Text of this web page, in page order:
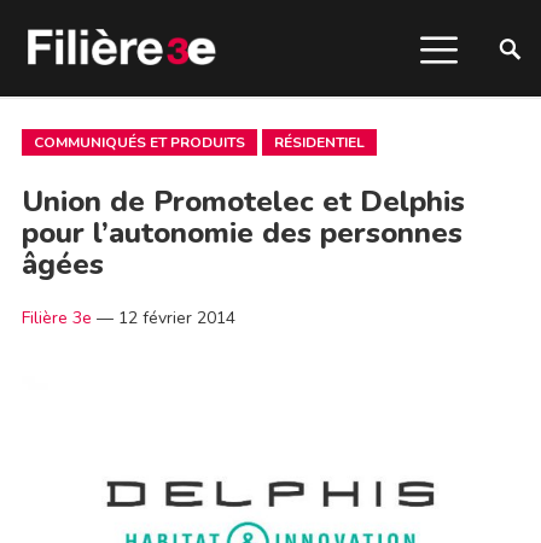
COMMUNIQUÉS ET PRODUITS RÉSIDENTIEL
Union de Promotelec et Delphis
pour l’autonomie des personnes
âgées
Filière 3e — 12 février 2014